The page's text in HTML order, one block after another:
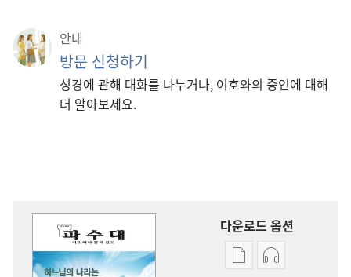
안내
방문 신청하기
성경에 관해 대화를 나누거나, 여호와의 증인에 대해
더 알아보세요.
다운로드 옵션
출판물오디오